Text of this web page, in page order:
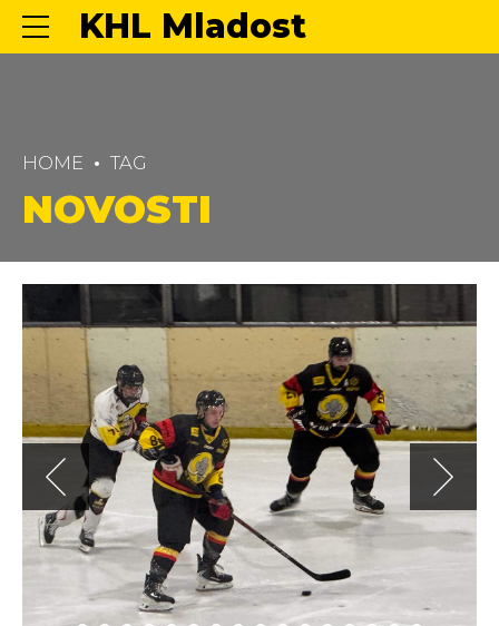
KHL Mladost
HOME TAG
NOVOSTI